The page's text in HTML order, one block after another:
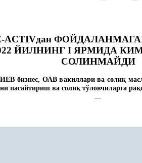
ACTIVдан
ЙИЛНИНГ I ЯРМИДА
СОЛИНМАЙДИ
бизнес, ОАВ вакиллари ва солиқ
пасайтириш ва солиқ тўловчиларга рақ